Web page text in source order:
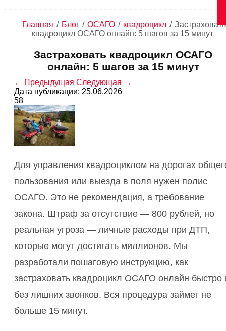
Главная / Блог / ОСАГО / квадроцикл / Застраховать
квадроцикл ОСАГО онлайн: 5 шагов за 15 минут
Застраховать квадроцикл ОСАГО
онлайн: 5 шагов за 15 минут
← Предыдущая Следующая →
Дата публикации: 25.06.2026
58
Для управления квадроциклом на дорогах
пользования или выезда в поля нужен полис
ОСАГО. Это не рекомендация, а требование
закона. Штраф за отсутствие — 800 рублей, но
реальная угроза — личные расходы при ДТП,
которые могут достигать миллионов. Мы
разработали пошаговую инструкцию, как
застраховать квадроцикл ОСАГО онлайн быстро
без лишних звонков. Вся процедура займет не
больше 15 минут.